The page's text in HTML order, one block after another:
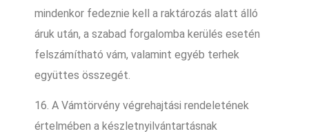
mindenkor fedeznie kell a raktározás alatt álló
áruk után, a szabad forgalomba kerülés esetén
felszámítható vám, valamint egyéb terhek
együttes összegét.
16. A Vámtörvény végrehajtási rendeletének
értelmében a készletnyilvántartásnak